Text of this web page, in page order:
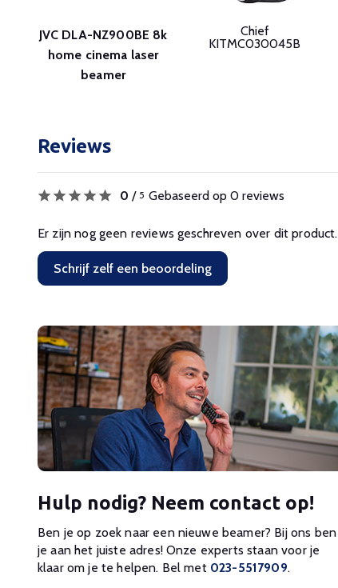
JVC DLA-NZ900BE 8k
home cinema laser
beamer
Chief
KITMC030045B
Reviews
0 / 5 Gebaseerd op 0 reviews
Er zijn nog geen reviews geschreven over dit product.
Schrijf zelf een beoordeling
Hulp nodig? Neem contact op!
Ben je op zoek naar een nieuwe beamer? Bij ons ben
je aan het juiste adres! Onze experts staan voor je
klaar om je te helpen. Bel met 023-5517909.